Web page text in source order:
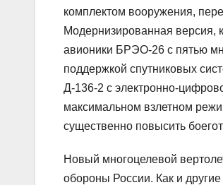
комплектом вооружения,
Модернизированная версия,
авионики БРЭО-26 с пятью
поддержкой спутниковых
Д-136-2 с электронно-
максимальном взлетном
существенно повысить
Новый многоцелевой
обороны России. Как и